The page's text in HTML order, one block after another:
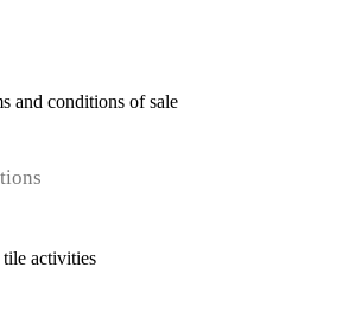
and conditions of sale
activities